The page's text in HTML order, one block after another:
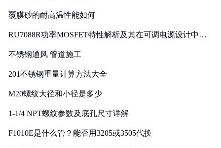
覆膜砂的耐高温性能如何
RU7088R功率MOSFET特性解析及其在可调电源设计中的
不锈钢通风 管道施工
201不锈钢重量计算方法大全
M20螺纹大径和小径是多少
1-1/4 NPT螺纹参数及底孔尺寸详解
F1010E是什么管？能否用3205或3505代换